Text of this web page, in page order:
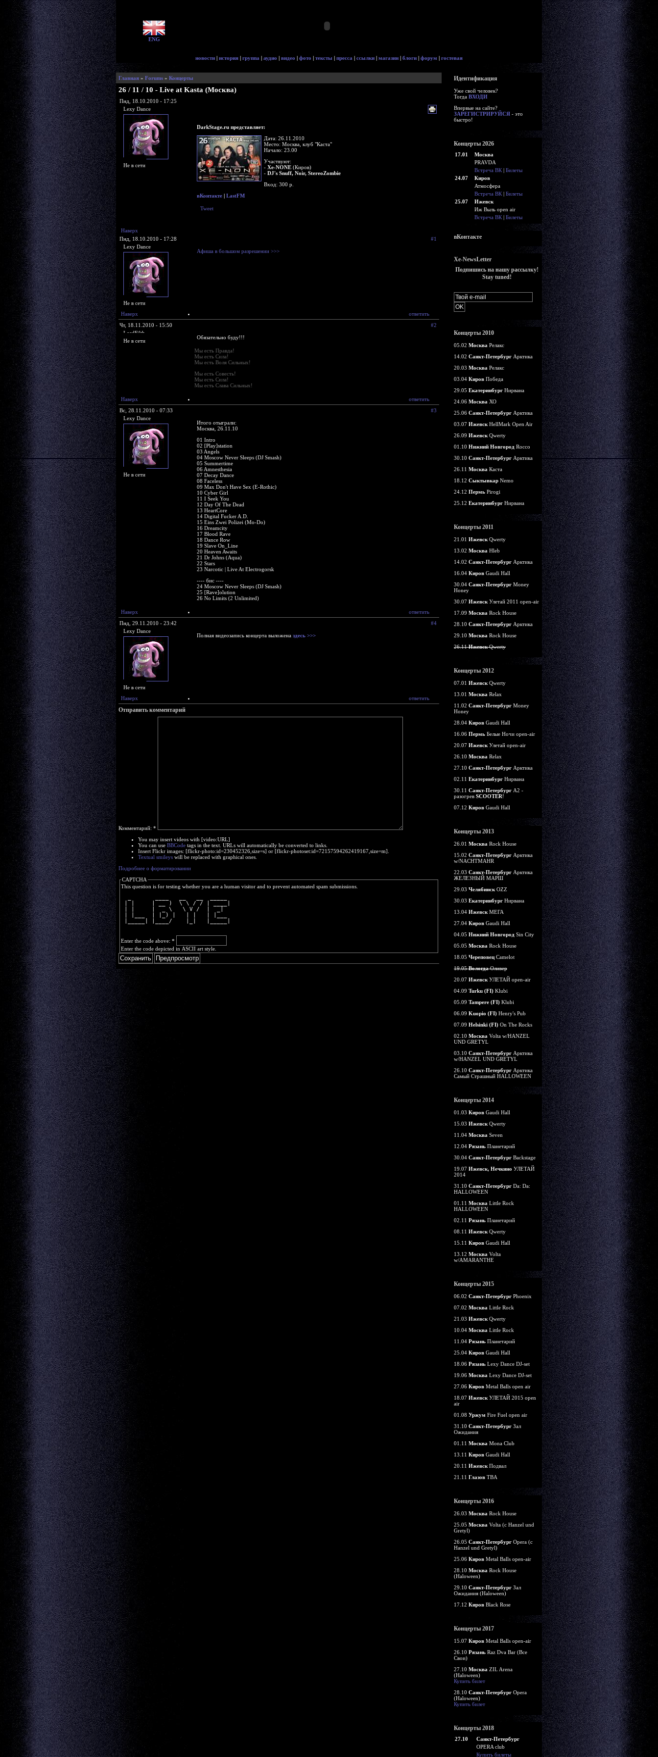
ENG
новости | история | группа | аудио | видео | фото | тексты | пресса | ссылки | магазин | блоги | форум | гостевая
Главная » Forums » Концерты
26 / 11 / 10 - Live at Kasta (Москва)
Пнд, 18.10.2010 - 17:25
Lexy Dance
Не в сети
DarkStage.ru представляет:
Дата: 26.11.2010
Место: Москва, клуб "Каста"
Начало: 23.00
Участвуют:
- Xe-NONE (Киров)
- DJ's Snuff, Noir, StereoZombie
Вход: 300 р.
вКонтакте | LastFM
Tweet
Наверх
Пнд, 18.10.2010 - 17:28
#1
Lexy Dance
Не в сети
Афиша в большом разрешении >>>
Наверх
ответить
Чт, 18.11.2010 - 15:50
#2
LordFilth
Не в сети
Обязательно буду!!!
Мы есть Правда!
Мы есть Сила!
Мы есть Воля Сильных!
Мы есть Совесть!
Мы есть Сила!
Мы есть Слава Сильных!
Наверх
ответить
Вс, 28.11.2010 - 07:33
#3
Lexy Dance
Не в сети
Итого отыграли:
Москва, 26.11.10
01 Intro
02 [Play]station
03 Angels
04 Moscow Never Sleeps (DJ Smash)
05 Summertime
06 Amnesthesia
07 Decay Dance
08 Faceless
09 Max Don't Have Sex (E-Rothic)
10 Cyber Girl
11 I Seek You
12 Day Of The Dead
13 HeartCore
14 Digital Fucker A.D.
15 Eins Zwei Polizei (Mo-Do)
16 Dreamcity
17 Blood Rave
18 Dance Row
19 Slave On_Line
20 Heaven Awaits
21 Dr Johns (Aqua)
22 Stars
23 Narcotic | Live At Electrogorsk
---- бис ----
24 Moscow Never Sleeps (DJ Smash)
25 [Rave]olution
26 No Limits (2 Unlimited)
Наверх
ответить
Пнд, 29.11.2010 - 23:42
#4
Lexy Dance
Не в сети
Полная видеозапись концерта выложена здесь >>>
Наверх ответить
Отправить комментарий
Комментарий: *
You may insert videos with [video:URL]
You can use BBCode tags in the text. URLs will automatically be converted to links.
Insert Flickr images: [flickr-photo:id=230452326,size=s] or [flickr-photoset:id=72157594262419167,size=m].
Textual smileys will be replaced with graphical ones.
Подробнее о форматировании
CAPTCHA
This question is for testing whether you are a human visitor and to prevent automated spam submissions.
| |     | __ )  \ \ / / | ____|
| |     |  _ \   \ V /  |  _|
| |___  | |_) |   | |   | |___
|_____| |____/    |_|   |_____|
Enter the code above: *
Enter the code depicted in ASCII art style.
Идентификация
Уже свой человек?
Тогда ВХОДИ
Впервые на сайте?
ЗАРЕГИСТРИРУЙСЯ - это
быстро!
Концерты 2026
17.01
Москва
PRAVDA
Встреча ВК | Билеты
24.07
Киров
Атмосфера
Встреча ВК | Билеты
25.07
Ижевск
Иж Выль open air
Встреча ВК | Билеты
вКонтакте
Xe-NewsLetter
Подпишись на нашу рассылку!
Stay tuned!
Концерты 2010
05.02 Москва Релакс
14.02 Санкт-Петербург Арктика
20.03 Москва Релакс
03.04 Киров Победа
29.05 Екатеринбург Нирвана
24.06 Москва ХО
25.06 Санкт-Петербург Арктика
03.07 Ижевск HellMark Open Air
26.09 Ижевск Qwerty
01.10 Нижний Новгород Rocco
30.10 Санкт-Петербург Арктика
26.11 Москва Каста
18.12 Сыктывкар Nemo
24.12 Пермь Pirogi
25.12 Екатеринбург Нирвана
Концерты 2011
21.01 Ижевск Qwerty
13.02 Москва Hleb
14.02 Санкт-Петербург Арктика
16.04 Киров Gaudi Hall
30.04 Санкт-Петербург Money
Honey
30.07 Ижевск Улетай 2011 open-air
17.09 Москва Rock House
28.10 Санкт-Петербург Арктика
29.10 Москва Rock House
26.11ИжевскQwerty
Концерты 2012
07.01 Ижевск Qwerty
13.01 Москва Relax
11.02 Санкт-Петербург Money
Honey
28.04 Киров Gaudi Hall
16.06 Пермь Белые Ночи open-air
20.07 Ижевск Улетай open-air
26.10 Москва Relax
27.10 Санкт-Петербург Арктика
02.11 Екатеринбург Нирвана
30.11 Санкт-Петербург А2 -
разогрев SCOOTER!
07.12 Киров Gaudi Hall
Концерты 2013
26.01 Москва Rock House
15.02 Санкт-Петербург Арктика
w/NACHTMAHR
22.03 Санкт-Петербург Арктика
ЖЕЛЕЗНЫЙ МАРШ
29.03 Челябинск OZZ
30.03 Екатеринбург Нирвана
13.04 Ижевск МЕГА
27.04 Киров Gaudi Hall
04.05 Нижний Новгород Sin City
05.05 Москва Rock House
18.05 Череповец Camelot
19.05ВологдаОливер
20.07 Ижевск УЛЕТАЙ open-air
04.09 Turku (FI) Klubi
05.09 Tampere (FI) Klubi
06.09 Kuopio (FI) Henry's Pub
07.09 Helsinki (FI) On The Rocks
02.10 Москва Volta w/HANZEL
UND GRETYL
03.10 Санкт-Петербург Арктика
w/HANZEL UND GRETYL
26.10 Санкт-Петербург Арктика
Самый Страшный HALLOWEEN
Концерты 2014
01.03 Киров Gaudi Hall
15.03 Ижевск Qwerty
11.04 Москва Seven
12.04 Рязань Планетарий
30.04 Санкт-Петербург Backstage
19.07 Ижевск, Нечкино УЛЕТАЙ
2014
31.10 Санкт-Петербург Da: Da:
HALLOWEEN
01.11 Москва Little Rock
HALLOWEEN
02.11 Рязань Планетарий
08.11 Ижевск Qwerty
15.11 Киров Gaudi Hall
13.12 Москва Volta
w/AMARANTHE
Концерты 2015
06.02 Санкт-Петербург Phoenix
07.02 Москва Little Rock
21.03 Ижевск Qwerty
10.04 Москва Little Rock
11.04 Рязань Планетарий
25.04 Киров Gaudi Hall
18.06 Рязань Lexy Dance DJ-set
19.06 Москва Lexy Dance DJ-set
27.06 Киров Metal Balls open air
18.07 Ижевск УЛЕТАЙ 2015 open
air
01.08 Уржум Fire Fuel open air
31.10 Санкт-Петербург Зал
Ожидания
01.11 Москва Mona Club
13.11 Киров Gaudi Hall
20.11 Ижевск Подвал
21.11 Глазов TBA
Концерты 2016
26.03 Москва Rock House
25.05 Москва Volta (c Hanzel und
Gretyl)
26.05 Санкт-Петербург Opera (c
Hanzel und Gretyl)
25.06 Киров Metal Balls open-air
28.10 Москва Rock House
(Haloween)
29.10 Санкт-Петербург Зал
Ожидания (Haloween)
17.12 Киров Black Rose
Концерты 2017
15.07 Киров Metal Balls open-air
26.10 Рязань Raz Dva Bar (Все
Свои)
27.10 Москва ZIL Arena
(Haloween)
Купить билет
28.10 Санкт-Петербург Opera
(Haloween)
Купить билет
Концерты 2018
27.10
Санкт-Петербург
OPERA club
Купить билеты